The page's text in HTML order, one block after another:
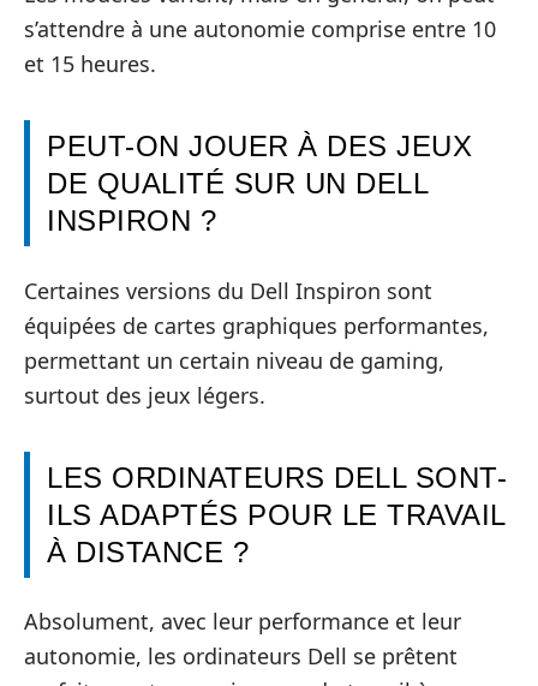
s’attendre à une autonomie comprise entre 10
et 15 heures.
PEUT-ON JOUER À DES JEUX
DE QUALITÉ SUR UN DELL
INSPIRON ?
Certaines versions du Dell Inspiron sont
équipées de cartes graphiques performantes,
permettant un certain niveau de gaming,
surtout des jeux légers.
LES ORDINATEURS DELL SONT-
ILS ADAPTÉS POUR LE TRAVAIL
À DISTANCE ?
Absolument, avec leur performance et leur
autonomie, les ordinateurs Dell se prêtent